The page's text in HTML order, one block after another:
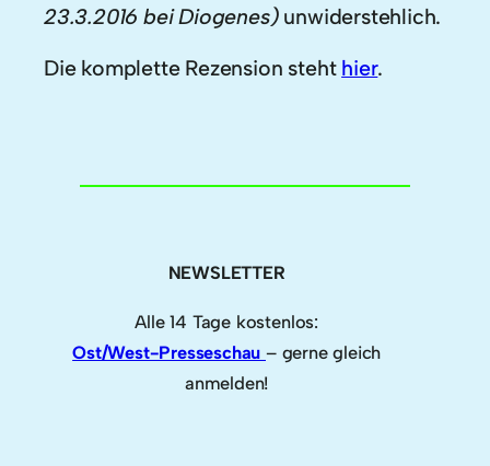
23.3.2016 bei Diogenes)unwiderstehlich.
Die komplette Rezension steht hier.
NEWSLETTER
Alle 14 Tage kostenlos:
Ost/West-Presseschau – gerne gleich
anmelden!